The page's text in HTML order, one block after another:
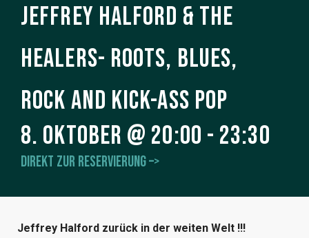
Jeffrey Halford & The
Healers- roots, blues,
rock and kick-ass pop
8. Oktober @ 20:00 - 23:30
Direkt zur Reservierung –>
Jeffrey Halford zurück in der weiten Welt !!!